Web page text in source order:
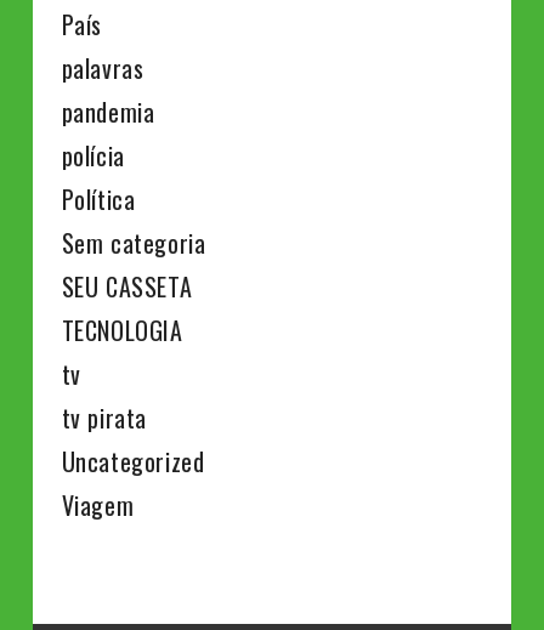
País
palavras
pandemia
polícia
Política
Sem categoria
SEU CASSETA
TECNOLOGIA
tv
tv pirata
Uncategorized
Viagem